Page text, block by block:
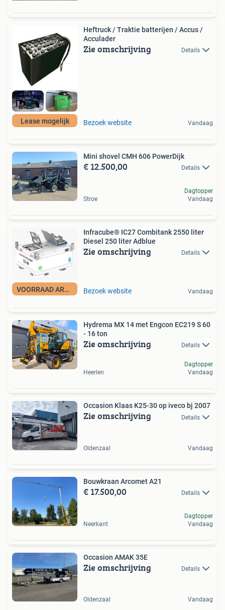
Lease mogelijk
Heftruck / Traktie batterijen / Accus /
Acculader
Zie omschrijving Details
Bezoek website Vandaag
Mini shovel CMH 606 PowerDijk
€ 12.500,00 Details
Stroe
Dagtopper
Vandaag
VOORRAAD ARTIKEL
Infracube® IC27 Combitank 2550 liter
Diesel 250 liter Adblue
Zie omschrijving Details
Bezoek website Vandaag
Hydrema MX 14 met Engcon EC219 S 60
- 16 ton
Zie omschrijving Details
Heerlen
Dagtopper
Vandaag
Occasion Klaas K25-30 op iveco bj 2007
Zie omschrijving Details
Oldenzaal Vandaag
Bouwkraan Arcomet A21
€ 17.500,00 Details
Neerkant
Dagtopper
Vandaag
Occasion AMAK 35E
Zie omschrijving Details
Oldenzaal Vandaag